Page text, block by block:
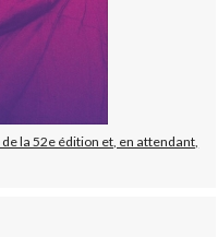
la 52e édition et, en attendant,